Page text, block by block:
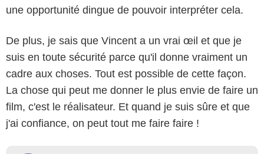
une opportunité dingue de pouvoir interpréter cela.
De plus, je sais que Vincent a un vrai œil et que je
suis en toute sécurité parce qu'il donne vraiment un
cadre aux choses. Tout est possible de cette façon.
La chose qui peut me donner le plus envie de faire un
film, c'est le réalisateur. Et quand je suis sûre et que
j'ai confiance, on peut tout me faire faire !